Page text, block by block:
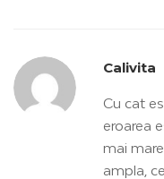
Calivita
Cu cat
eroarea
mai
ampla,